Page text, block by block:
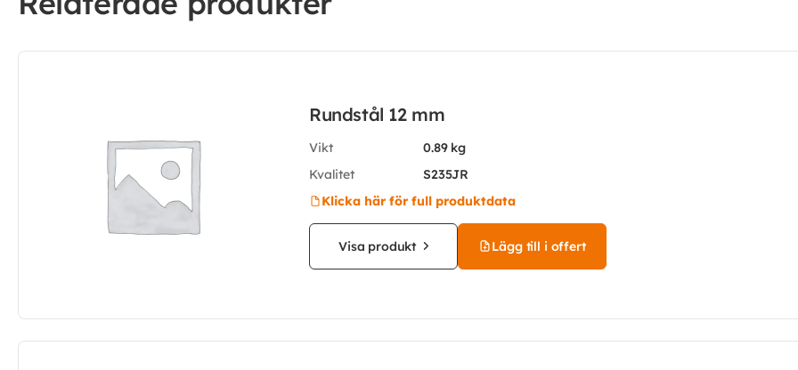
Rundstål 12 mm
Vikt
0.89 kg
Kvalitet
S235JR
Klicka här för full produktdata
Visa produkt Lägg till i offert